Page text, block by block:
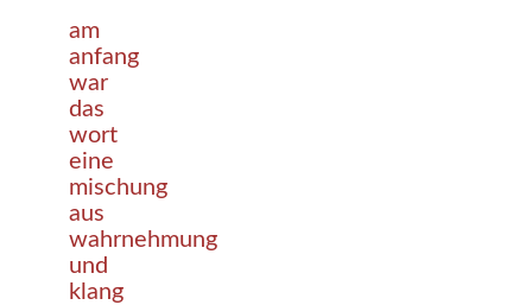
am
anfang
war
das
wort
eine
mischung
aus
wahrnehmung
und
klang